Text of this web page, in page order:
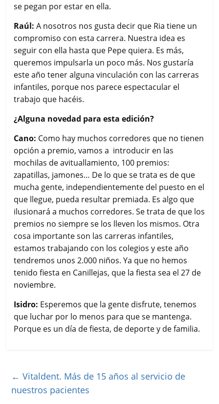
se pegan por estar en ella.
Raúl:A nosotros nos gusta decir que Ria tiene un
compromiso con esta carrera. Nuestra idea es
seguir con ella hasta que Pepe quiera. Es más,
queremos impulsarla un poco más. Nos gustaría
este año tener alguna vinculación con las carreras
infantiles, porque nos parece espectacular el
trabajo que hacéis.
¿Alguna novedad para esta edición?
Cano: Como hay muchos corredores que no tienen
opción a premio, vamos a introducir en las
mochilas de avituallamiento, 100 premios:
zapatillas, jamones… De lo que se trata es de que
mucha gente, independientemente del puesto en el
que llegue, pueda resultar premiada. Es algo que
ilusionará a muchos corredores. Se trata de que los
premios no siempre se los lleven los mismos. Otra
cosa importante son las carreras infantiles,
estamos trabajando con los colegios y este año
tendremos unos 2.000 niños. Ya que no hemos
tenido fiesta en Canillejas, que la fiesta sea el 27 de
noviembre.
Isidro: Esperemos que la gente disfrute, tenemos
que luchar por lo menos para que se mantenga.
Porque es un día de fiesta, de deporte y de familia.
← Vitaldent. Más de 15 años al servicio de
nuestros pacientes